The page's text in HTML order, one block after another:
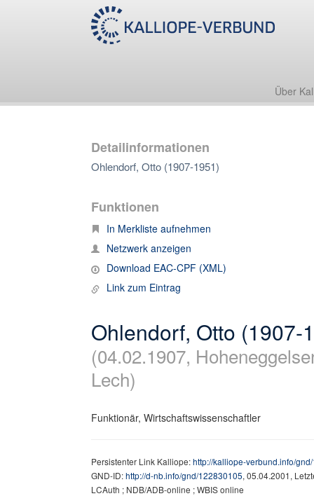
Über
Detailinformationen
Ohlendorf, Otto (1907-1951)
Funktionen
In Merkliste aufnehmen
Netzwerk anzeigen
Download EAC-CPF (XML)
Link zum Eintrag
Ohlendorf, Otto (1907-
(04.02.1907,
Lech)
Funktionär, Wirtschaftswissenschaftler
Persistenter Link Kalliope:http://kalliope-verbund.info/
GND-ID:http://d-nb.info/gnd/122830105, 05.04.2001,
LCAuth ; NDB/ADB-online ; WBIS online